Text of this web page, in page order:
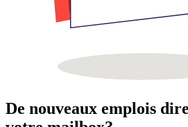
De nouveaux emplois